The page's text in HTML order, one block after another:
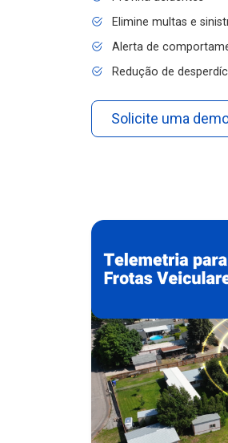
Elimine multas e
Alerta de
Redução de
Solicite uma